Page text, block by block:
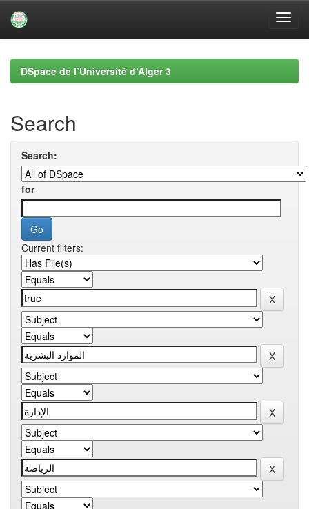
navigationDSpace de l’Université d’Alger 3
Search
Search:
for
Current filters: